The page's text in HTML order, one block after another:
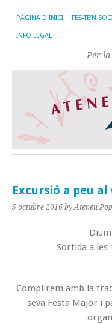
PÀGINA D'INICI FES-TE’N
INFO LEGAL
Per
Excursió a peu
5 octubre 2016 by Ateneu
Sortida a les
Complirem amb la
seva Festa Major i